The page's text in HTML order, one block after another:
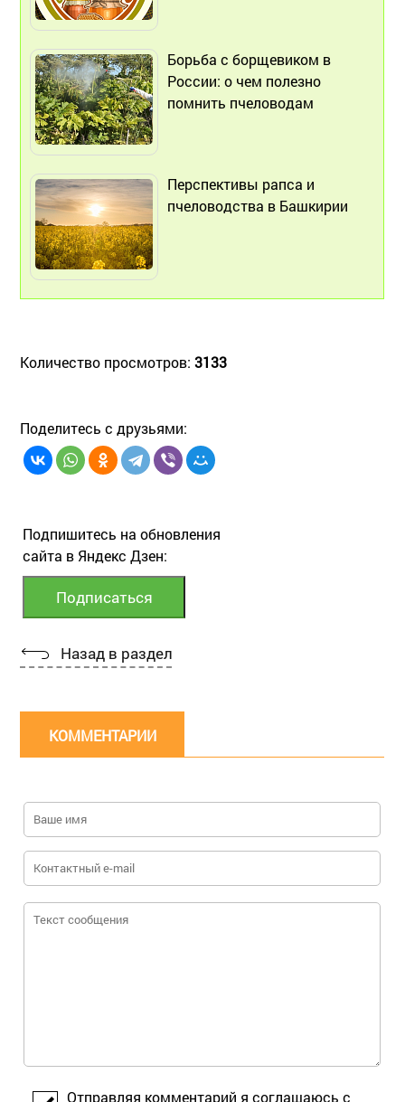
Борьба с борщевиком в
России: о чем полезно
помнить пчеловодам
Перспективы рапса и
пчеловодства в Башкирии
Количество просмотров: 3133
Поделитесь с друзьями:
Подпишитесь на обновления
сайта в Яндекс Дзен:
Назад в раздел
КОММЕНТАРИИ
Отправляя комментарий я соглашаюсь с